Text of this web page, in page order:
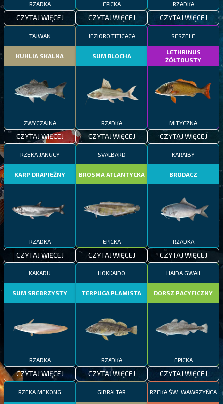
RZADKA
CZYTAJ WIĘCEJ
EPICKA
CZYTAJ WIĘCEJ
RZADKA
CZYTAJ WIĘCEJ
TAJWAN
KUHLIA SKALNA
ZWYCZAJNA
CZYTAJ WIĘCEJ
JEZIORO TITICACA
SUM BLOCHA
RZADKA
CZYTAJ WIĘCEJ
SESZELE
LETHRINUS
ŻÓŁTOUSTY
MITYCZNA
CZYTAJ WIĘCEJ
RZEKA JANGCY
KARP DRAPIEŻNY
RZADKA
CZYTAJ WIĘCEJ
SVALBARD
BROSMA ATLANTYCKA
EPICKA
CZYTAJ WIĘCEJ
KARAIBY
BRODACZ
RZADKA
CZYTAJ WIĘCEJ
KAKADU
SUM SREBRZYSTY
RZADKA
CZYTAJ WIĘCEJ
HOKKAIDO
TERPUGA PLAMISTA
RZADKA
CZYTAJ WIĘCEJ
HAIDA GWAII
DORSZ PACYFICZNY
EPICKA
CZYTAJ WIĘCEJ
RZEKA MEKONG GIBRALTAR RZEKA ŚW. WAWRZYŃCA